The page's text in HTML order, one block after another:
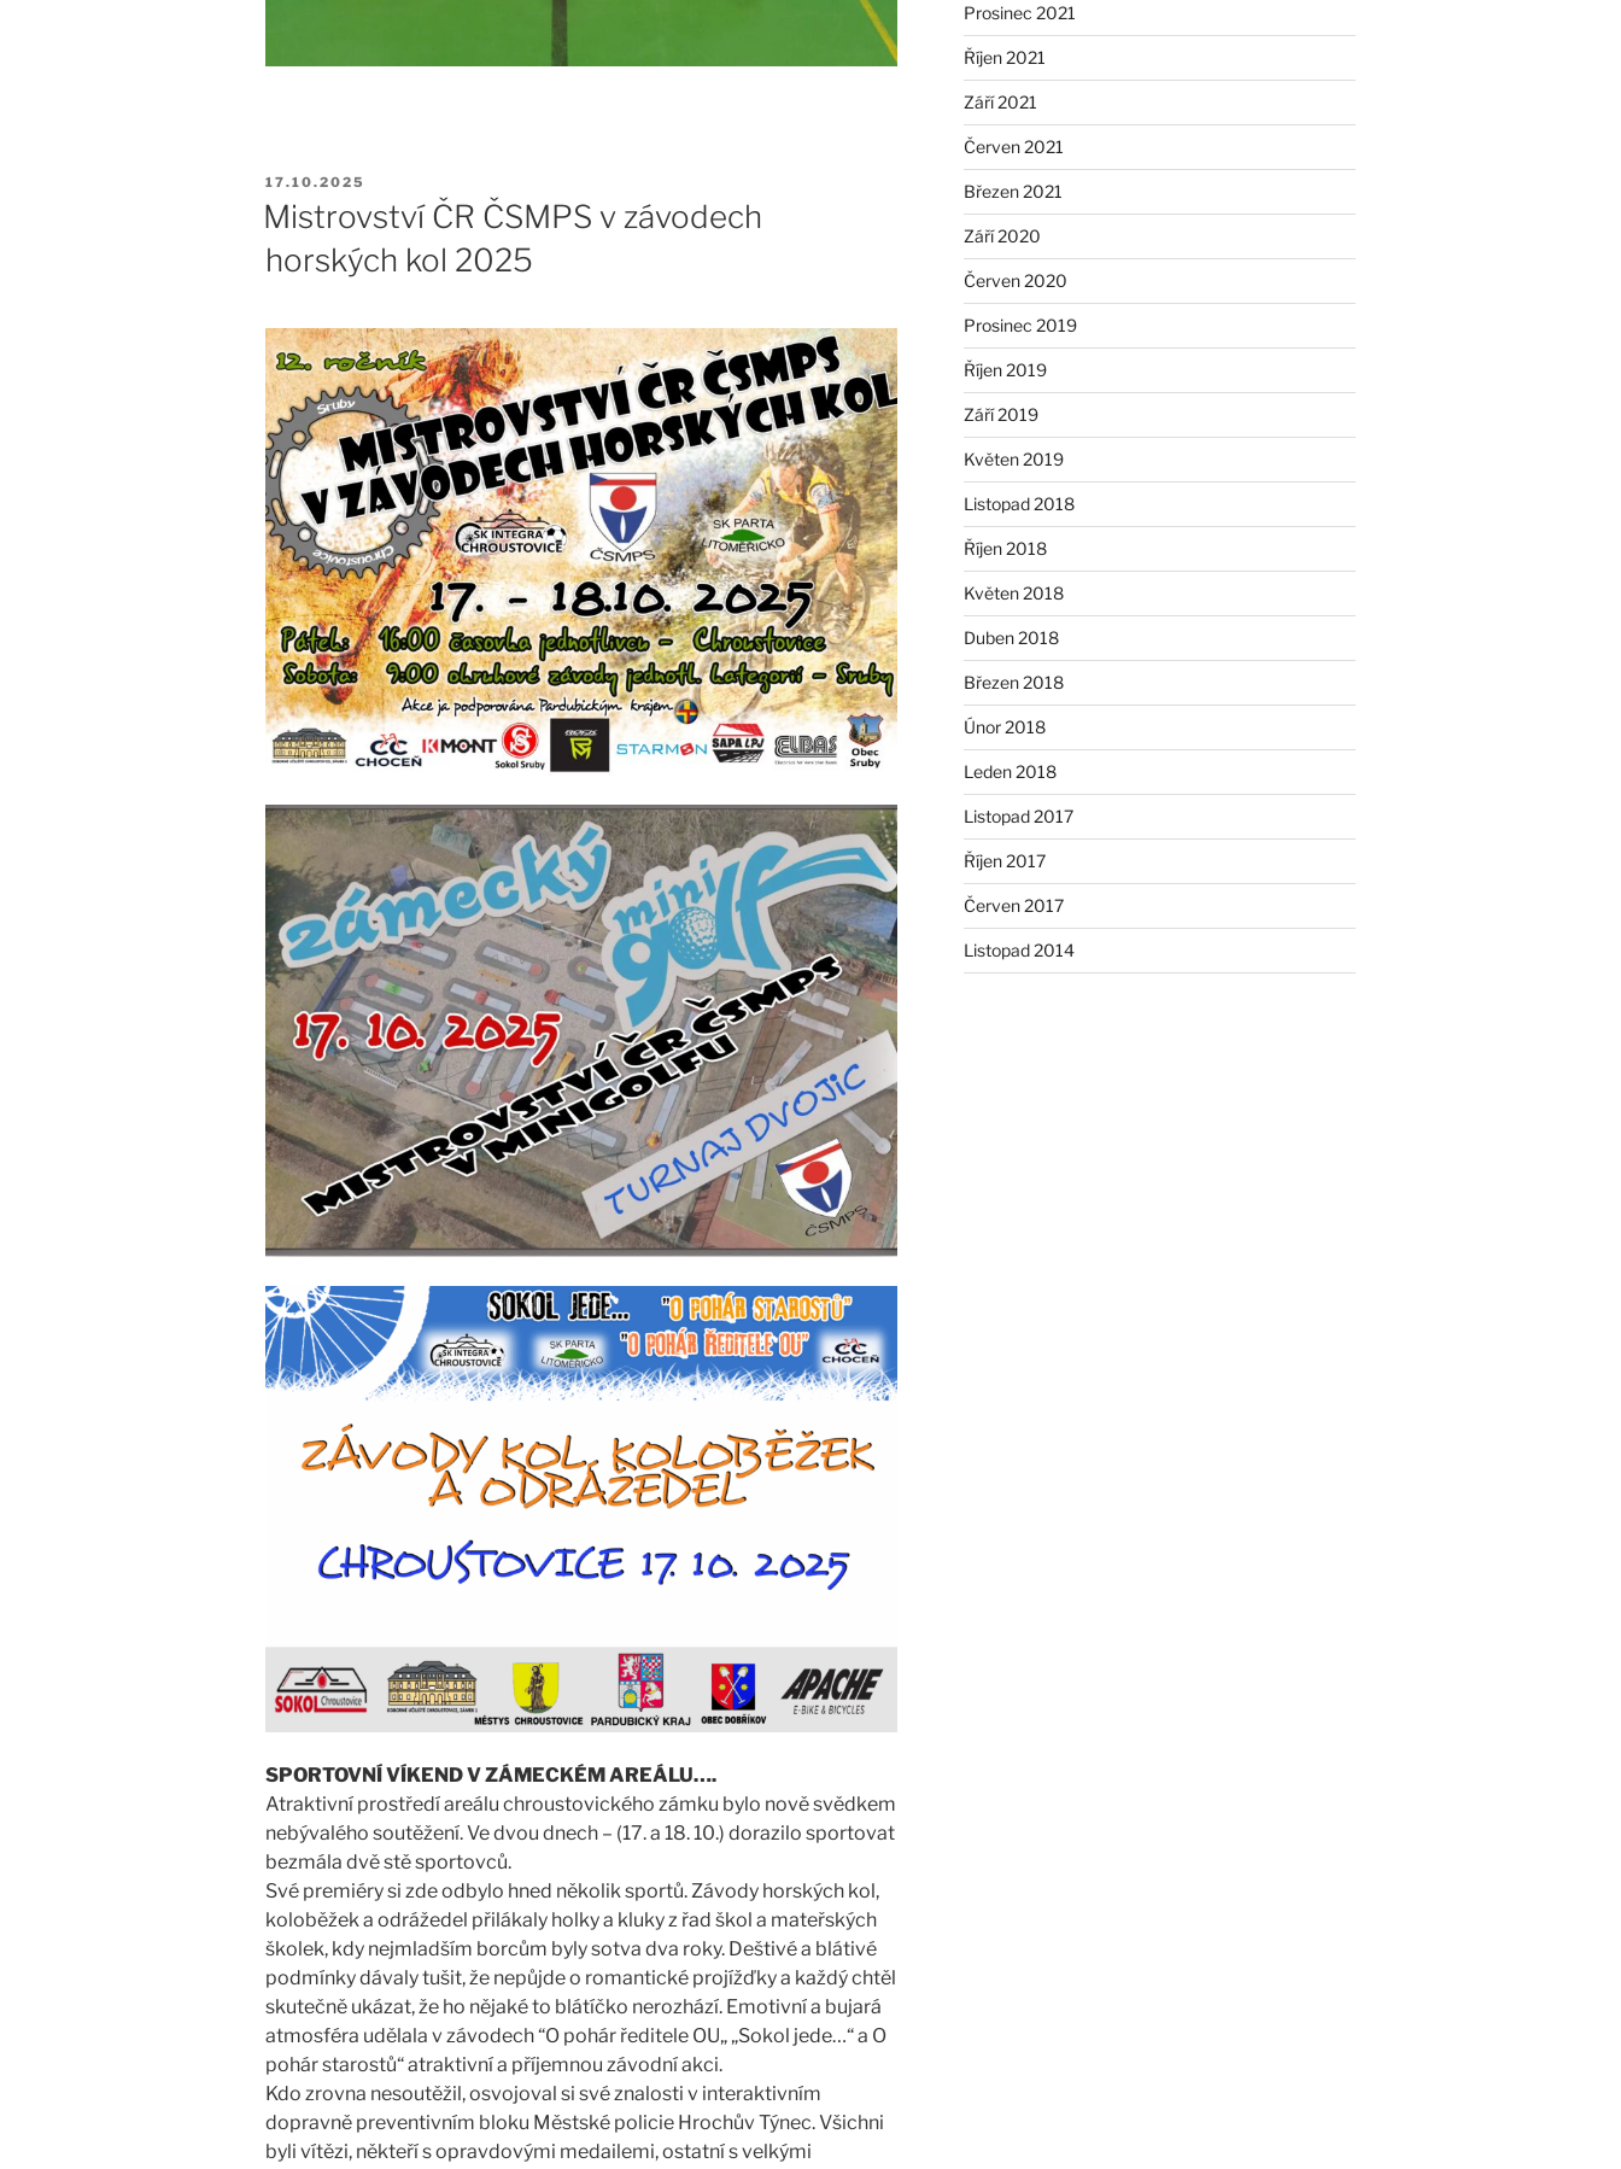
PUBLIKOVÁNO
17.10.2025
Mistrovství ČR ČSMPS v závodech
horských kol 2025
SPORTOVNÍ VÍKEND V ZÁMECKÉM AREÁLU….
Atraktivní prostředí areálu chroustovického zámku bylo nově svědkem
nebývalého soutěžení. Ve dvou dnech – (17. a 18. 10.) dorazilo sportovat
bezmála dvě stě sportovců.
Své premiéry si zde odbylo hned několik sportů. Závody horských kol,
koloběžek a odrážedel přilákaly holky a kluky z řad škol a mateřských
školek, kdy nejmladším borcům byly sotva dva roky. Deštivé a blátivé
podmínky dávaly tušit, že nepůjde o romantické projížďky a každý chtěl
skutečně ukázat, že ho nějaké to blátíčko nerozhází. Emotivní a bujará
atmosféra udělala v závodech “O pohár ředitele OU„ „Sokol jede…“ a O
pohár starostů“ atraktivní a příjemnou závodní akci.
Kdo zrovna nesoutěžil, osvojoval si své znalosti v interaktivním
dopravně preventivním bloku Městské policie Hrochův Týnec. Všichni
byli vítězi, někteří s opravdovými medailemi, ostatní s velkými
Prosinec 2021
Říjen 2021
Září 2021
Červen 2021
Březen 2021
Září 2020
Červen 2020
Prosinec 2019
Říjen 2019
Září 2019
Květen 2019
Listopad 2018
Říjen 2018
Květen 2018
Duben 2018
Březen 2018
Únor 2018
Leden 2018
Listopad 2017
Říjen 2017
Červen 2017
Listopad 2014